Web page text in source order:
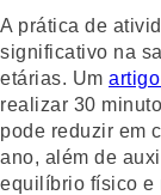
A prática de
significativo na
etárias. Um
realizar 30
pode reduzir em
ano, além de
equilíbrio físico e